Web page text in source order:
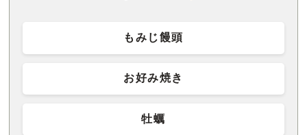
もみじ饅頭
お好み焼き
牡蠣